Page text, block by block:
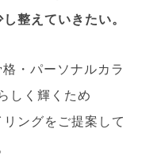
整えていきたい。
・パーソナルカラ
しく輝くため
をご提案して